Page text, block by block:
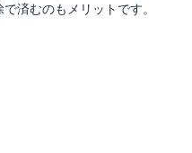
済むのもメリットです。